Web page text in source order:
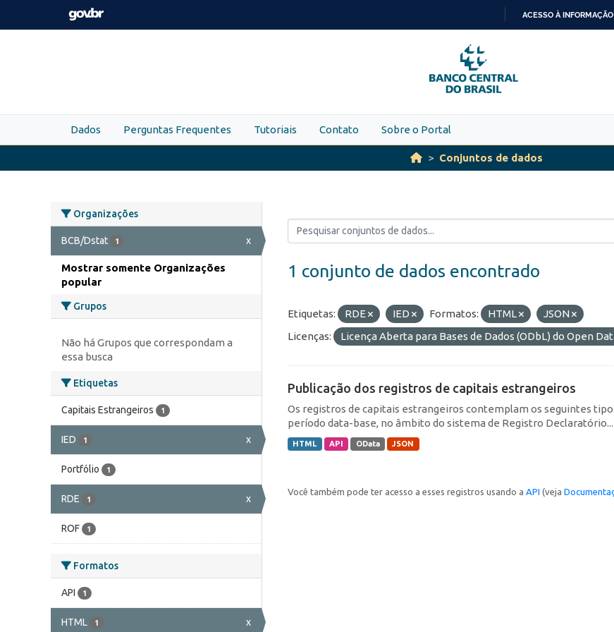
Skip to main content
PARA
O
CONTEÚDO
ACESSO À INFORMAÇÃO
Dados Perguntas Frequentes Tutoriais Contato Sobre o Portal
Conjuntos de dados
Organizações
BCB/Dstat 1 x
Mostrar somente Organizações
popular
Grupos
Não há Grupos que correspondam a
essa busca
Etiquetas
Capitais Estrangeiros 1
IED 1 x
Portfólio 1
RDE 1 x
ROF 1
Formatos
API 1
HTML 1 x
1 conjunto de dados encontrado
Etiquetas: RDE IED Formatos: HTML
JSON
Licenças:
Licença Aberta para Bases de Dados (ODbL) do Open
Publicação dos registros de capitais estrangeiros
Os registros de capitais estrangeiros contemplam os seguintes
período data-base, no âmbito do sistema de Registro Declaratório...
HTML API OData JSON
Você também pode ter acesso a esses registros usando a API (veja